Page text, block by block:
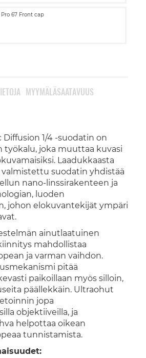
67 Front cap
Diffusion 1/4 -suodatin on
työkalu, joka muuttaa kuvasi
Laadukkaasta
valmistettu suodatin yhdistää
nano-linssirakenteen ja
luoden
johon elokuvantekijät ympäri
ainutlaatuinen
mahdollistaa
ja varman vaihdon.
pitää
paikoillaan myös silloin,
päällekkäin. Ultraohut
jopa
objektiiveilla, ja
helpottaa oikean
tunnistamista.
MYYMÄLÄSAATAVUUS